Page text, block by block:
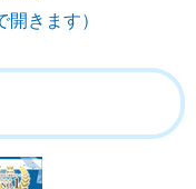
きます）